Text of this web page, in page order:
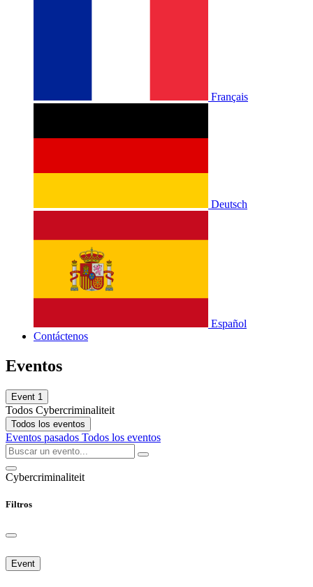
Français
Deutsch
Español
Contáctenos
Eventos
Event 1
Todos Cybercriminaliteit
Todos los eventos
Eventos pasados Todos los eventos
Cybercriminaliteit
Filtros
Event